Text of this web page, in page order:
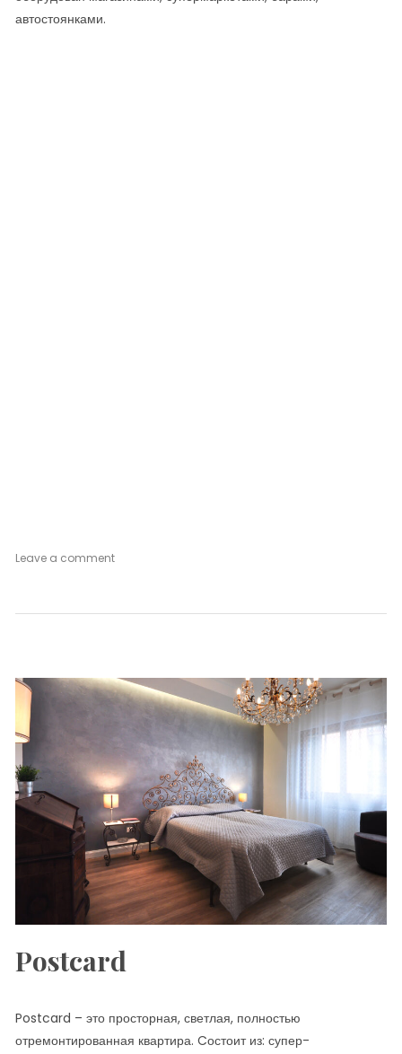
автостоянками.
Leave a commenton
Postcard
Postcard – это просторная, светлая, полностью
отремонтированная квартира. Cостоит из: супер-